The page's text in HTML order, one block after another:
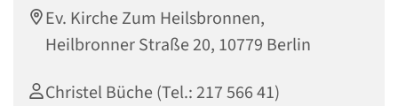
Ev. Kirche Zum Heilsbronnen,
Heilbronner Straße 20, 10779 Berlin
Christel Büche (Tel.: 217 566 41)